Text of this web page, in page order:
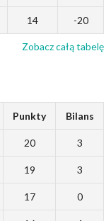
14 -20
Zobacz całą tabelę
Punkty Bilans
20 3
19 3
17 0